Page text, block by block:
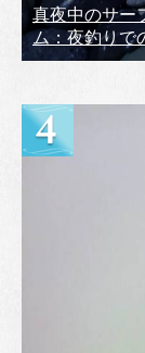
真夜中のサー
ム：夜釣りで